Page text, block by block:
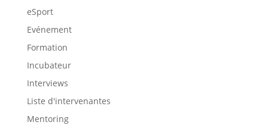
eSport
Evénement
Formation
Incubateur
Interviews
Liste d'intervenantes
Mentoring